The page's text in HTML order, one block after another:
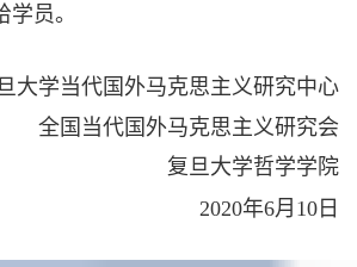
员。
大学当代国外马克思主义研究中心
全国当代国外马克思主义研究会
复旦大学哲学学院
2020年6月 10 日